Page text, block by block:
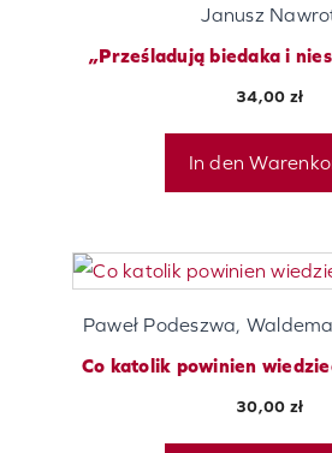
Janusz
„Prześladują biedaka i
34,00 zł
In den
Paweł Podeszwa,
Co katolik powinien
30,00 zł